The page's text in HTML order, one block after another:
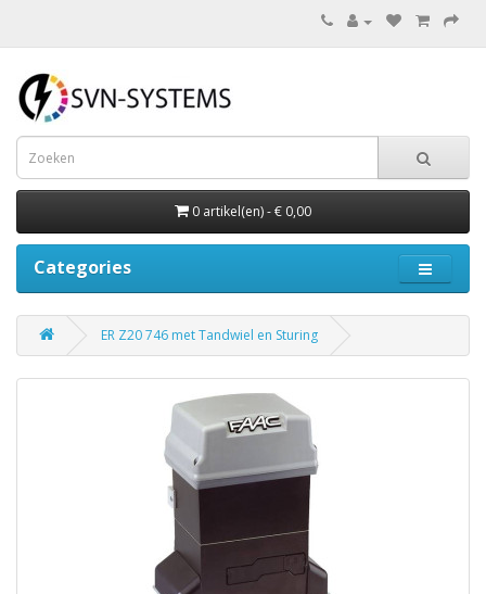
0 artikel(en) - € 0,00
Categories
ER Z20 746 met Tandwiel en Sturing